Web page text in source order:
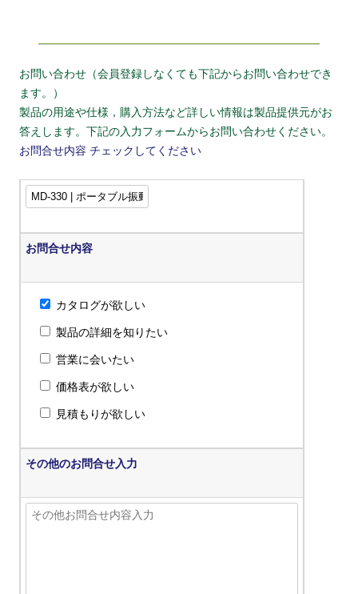
お問い合わせ（会員登録しなくても下記からお問い合わせでき
ます。）
製品の用途や仕様，購入方法など詳しい情報は製品提供元がお
答えします。下記の入力フォームからお問い合わせください。
お問合せ内容 チェックしてください
お問合せ内容
カタログが欲しい
製品の詳細を知りたい
営業に会いたい
価格表が欲しい
見積もりが欲しい
その他のお問合せ入力